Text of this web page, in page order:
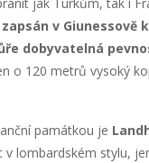
jak Turkům, tak i
v Giunessově
dobyvatelná
o 120 metrů vysoký
památkou je
v lombardském stylu,